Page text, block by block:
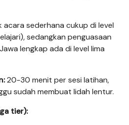
sederhana cukup di level
sedangkan penguasaan
lengkap ada di level lima
20-30 menit per sesi latihan,
sudah membuat lidah lentur.
tier):